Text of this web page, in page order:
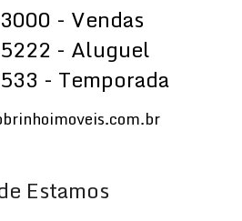
- Vendas
- Aluguel
- Temporada
Estamos